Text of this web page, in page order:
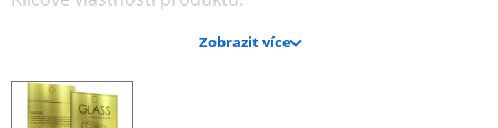
Odolnost vůči poškození: Tvrzené sklo je extrémně
odolné a chrání vaši obrazovku před nárazy a škrábanci.
Vysoká průhlednost: Zajišťuje jasný a ostrý obraz bez
Zobrazit více